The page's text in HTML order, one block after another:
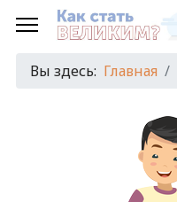
Вы здесь: Главная